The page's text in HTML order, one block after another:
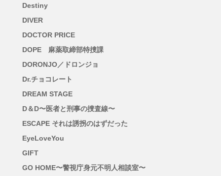
Destiny
DIVER
DOCTOR PRICE
DOPE 麻薬取締部特捜課
DORONJO／ドロンジョ
Dr.チョコレート
DREAM STAGE
D＆D〜医者と刑事の捜査線〜
ESCAPE それは誘拐のはずだった
EyeLoveYou
GIFT
GO HOME〜警視庁身元不明人相談室〜